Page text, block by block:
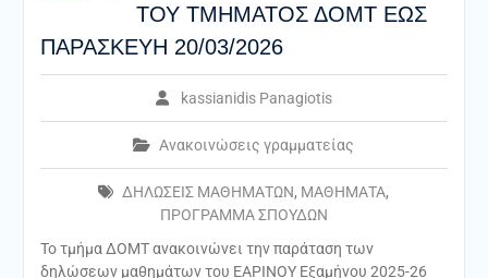
ΤΟΥ ΤΜΗΜΑΤΟΣ ΔΟΜΤ ΕΩΣ
ΠΑΡΑΣΚΕΥΗ 20/03/2026
kassianidis Panagiotis
Ανακοινώσεις γραμματείας
ΔΗΛΩΣΕΙΣ ΜΑΘΗΜΑΤΩΝ, ΜΑΘΗΜΑΤΑ,
ΠΡΟΓΡΑΜΜΑ ΣΠΟΥΔΩΝ
Το τμήμα ΔΟΜΤ ανακοινώνει την παράταση των
δηλώσεων μαθημάτων του ΕΑΡΙΝΟΥ Εξαμήνου 2025-26